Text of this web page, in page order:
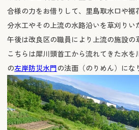
合様の力をお借りして、里島取水口や
分水工やその上流の水路沿いを草刈りい
午後は改良区の職員により上流の施設の
こちらは犀川頭首工から流れてきた水を
の左岸防災水門の法面（のりめん）にな